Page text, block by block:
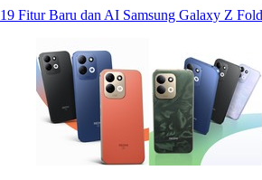
19 Fitur Baru dan AI Samsung Galaxy Z